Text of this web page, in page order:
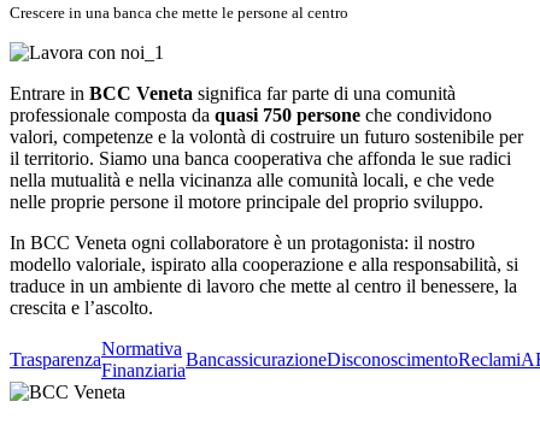
Crescere in una banca che mette le persone al centro
Entrare in BCC Veneta significa far parte di una comunità
professionale composta da quasi 750 persone che condividono
valori, competenze e la volontà di costruire un futuro sostenibile per
il territorio. Siamo una banca cooperativa che affonda le sue radici
nella mutualità e nella vicinanza alle comunità locali, e che vede
nelle proprie persone il motore principale del proprio sviluppo.
In BCC Veneta ogni collaboratore è un protagonista: il nostro
modello valoriale, ispirato alla cooperazione e alla responsabilità, si
traduce in un ambiente di lavoro che mette al centro il benessere, la
crescita e l’ascolto.
Trasparenza
Normativa
Finanziaria
BancassicurazioneDisconoscimentoReclami